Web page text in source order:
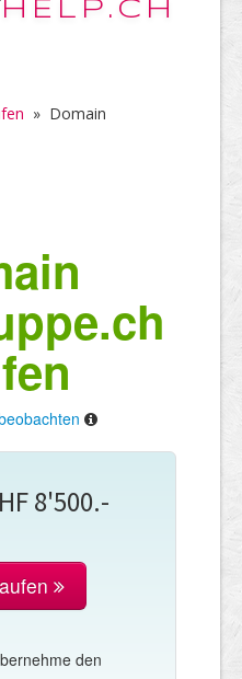
» Domain
8'500.-
den